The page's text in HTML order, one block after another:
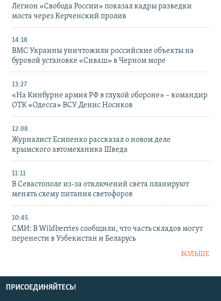
Легион «Свобода России» показал кадры разведки
моста через Керченский пролив
14:18
ВМС Украины уничтожили российские объекты на
буровой установке «Сиваш» в Черном море
13:27
«На Кинбурне армия РФ в глухой обороне» – командир
ОТК «Одесса» ВСУ Денис Носиков
12:08
Журналист Есипенко рассказал о новом деле
крымского автомеханика Шведа
11:11
В Севастополе из-за отключений света планируют
менять схему питания светофоров
10:45
СМИ: В Wildberries сообщили, что часть складов могут
перенести в Узбекистан и Беларусь
БОЛЬШЕ
ПРИСОЕДИНЯЙТЕСЬ!